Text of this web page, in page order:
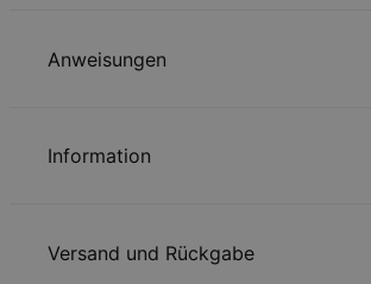
Anweisungen
Produktionsprozessen. Lesen Sie über die
Information
Kettenlänge
Versand und Rückgabe